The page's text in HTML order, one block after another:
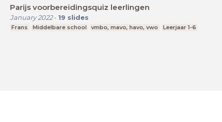
Parijs voorbereidingsquiz leerlingen
January 2022- 19 slides
Frans Middelbare school vmbo, mavo, havo, vwo Leerjaar 1-6